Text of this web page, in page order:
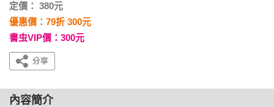
定價： 380元
優惠價：79折 300元
書虫VIP價：300元
內容簡介